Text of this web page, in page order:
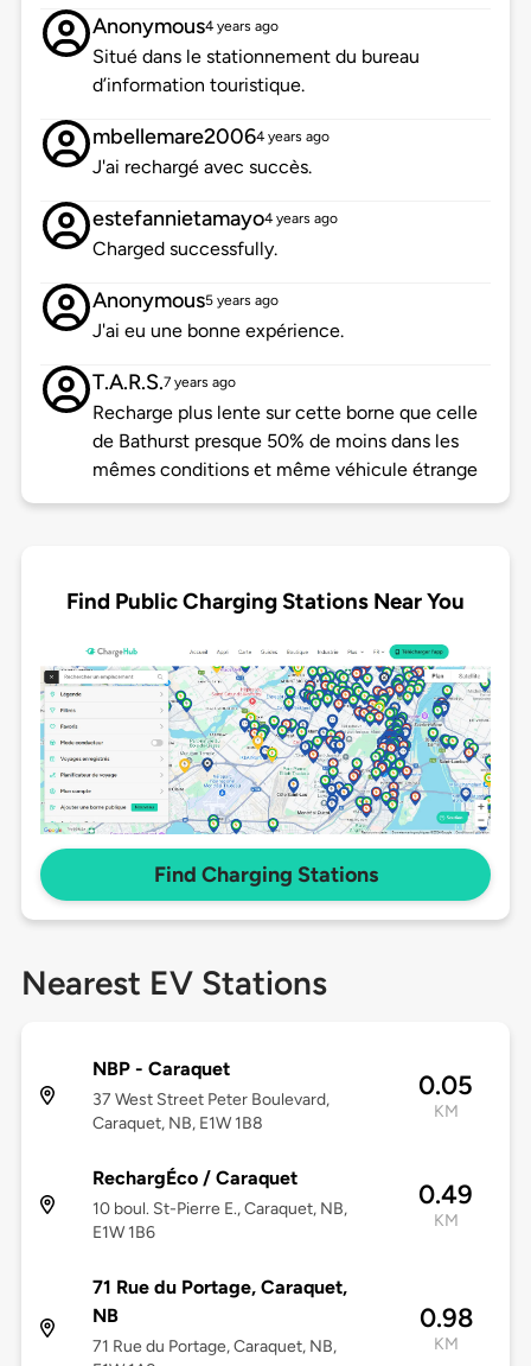
Anonymous4 years ago
Situé dans le stationnement du bureau
d’information touristique.
mbellemare20064 years ago
J'ai rechargé avec succès.
estefannietamayo4 years ago
Charged successfully.
Anonymous5 years ago
J'ai eu une bonne expérience.
T.A.R.S.7 years ago
Recharge plus lente sur cette borne que celle
de Bathurst presque 50% de moins dans les
mêmes conditions et même véhicule étrange
Find Public Charging Stations Near You
Find Charging Stations
Nearest EV Stations
NBP - Caraquet
37 West Street Peter Boulevard,
Caraquet, NB, E1W 1B8
0.05
KM
RechargÉco / Caraquet
10 boul. St-Pierre E., Caraquet, NB,
E1W 1B6
0.49
KM
71 Rue du Portage, Caraquet,
NB
71 Rue du Portage, Caraquet, NB,
0.98
KM